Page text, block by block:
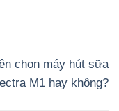
chọn máy hút sữa
M1 hay không?